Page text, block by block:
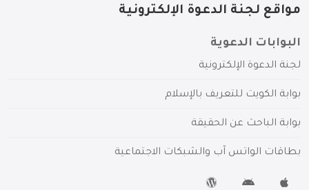
مواقع لجنة الدعوة الإلكترونية
البوابات الدعوية
لجنة الدعوة الإلكترونية
بوابة الكويت للتعريف بالإسلام
بوابة الباحث عن الحقيقة
بطاقات الواتس آب والشبكات الاجتماعية